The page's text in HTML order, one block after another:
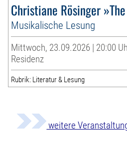
Christiane Rösinger
Musikalische Lesung
Mittwoch, 23.09.2026 | 20:00
Residenz
Rubrik: Literatur & Lesung
weitere